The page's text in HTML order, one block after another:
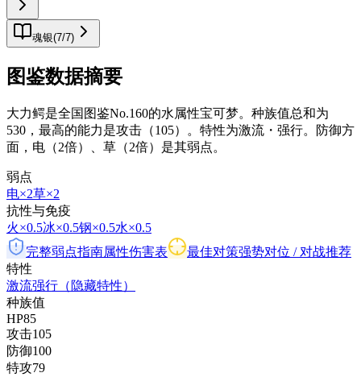
魂银(7/7)
图鉴数据摘要
大力鳄是全国图鉴No.160的水属性宝可梦。种族值总和为
530，最高的能力是攻击（105）。特性为激流・强行。防御方
面，电（2倍）、草（2倍）是其弱点。
弱点
电×2草×2
抗性与免疫
火×0.5冰×0.5钢×0.5水×0.5
完整弱点指南属性伤害表 最佳对策强势对位 / 对战推荐
特性
激流强行 （隐藏特性）
种族值
HP85
攻击105
防御100
特攻79